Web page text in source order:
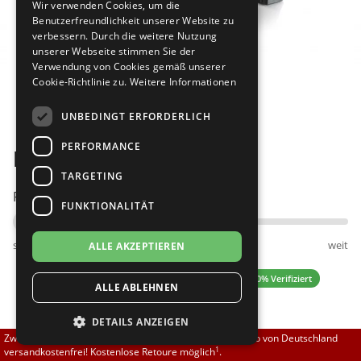
Brautschuhe
Sneaker
Übergrößen 43-44
Flexerinas
Merlet
Nueva Epoca
RayRose
Rummos
Rumpf
SoDanca
TopTanz
Bilder
Diamant 020-089-091
Passt am besten bei Fußweite:
schmal normal weit
0.00 (0 Bewertungen) ✓ 100% Verifiziert
139,50 EUR 118,58 EUR
Zwischen 70,00 EUR und 800,00 EUR liefern wir innerhalb von Deutschland
versandkostenfrei! Kostenlose Retoure möglich1.
Wir verwenden Cookies, um die
Benutzerfreundlichkeit unserer Website zu
verbessern. Durch die weitere Nutzung
unserer Webseite stimmen Sie der
Verwendung von Cookies gemäß unserer
Cookie-Richtlinie zu. Weitere Informationen
UNBEDINGT ERFORDERLICH
PERFORMANCE
TARGETING
FUNKTIONALITÄT
ALLE AKZEPTIEREN
ALLE ABLEHNEN
DETAILS ANZEIGEN